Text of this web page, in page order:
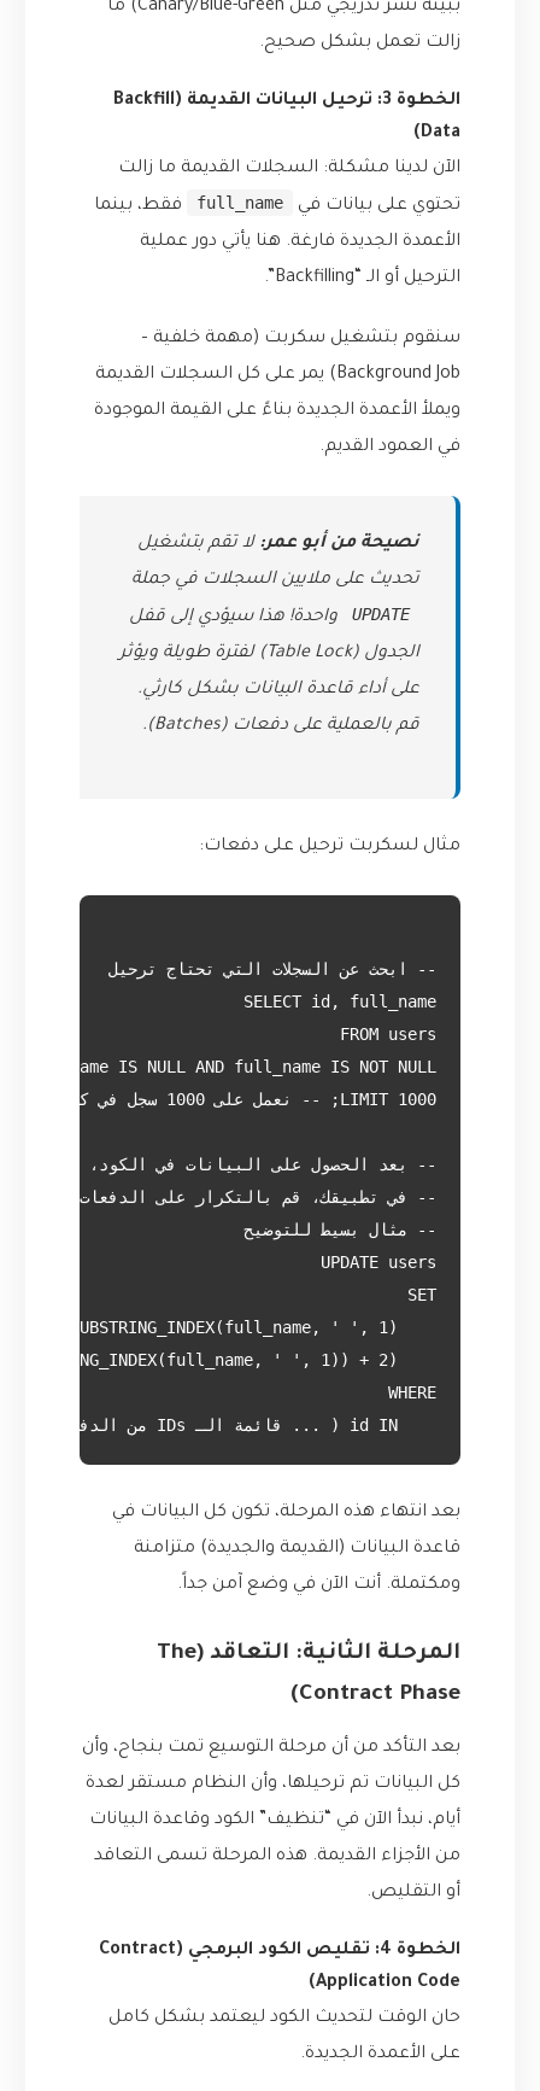
ببيئة نشر تدريجي مثل Canary/Blue-Green) ما
زالت تعمل بشكل صحيح.
الخطوة 3: ترحيل البيانات القديمة (Backfill
Data)
الآن لدينا مشكلة: السجلات القديمة ما زالت
تحتوي على بيانات في
full_name
فقط، بينما
الأعمدة الجديدة فارغة. هنا يأتي دور عملية
الترحيل أو الـ “Backfilling”.
سنقوم بتشغيل سكربت (مهمة خلفية –
Background Job) يمر على كل السجلات القديمة
ويملأ الأعمدة الجديدة بناءً على القيمة الموجودة
في العمود القديم.
نصيحة من أبو عمر: لا تقم بتشغيل
تحديث على ملايين السجلات في جملة
UPDATE
واحدة! هذا سيؤدي إلى قفل
الجدول (Table Lock) لفترة طويلة ويؤثر
على أداء قاعدة البيانات بشكل كارثي.
قم بالعملية على دفعات (Batches).
مثال لسكربت ترحيل على دفعات:
بعد انتهاء هذه المرحلة، تكون كل البيانات في
قاعدة البيانات (القديمة والجديدة) متزامنة
ومكتملة. أنت الآن في وضع آمن جداً.
المرحلة الثانية: التعاقد (The
Contract Phase)
بعد التأكد من أن مرحلة التوسيع تمت بنجاح، وأن
كل البيانات تم ترحيلها، وأن النظام مستقر لعدة
أيام، نبدأ الآن في “تنظيف” الكود وقاعدة البيانات
من الأجزاء القديمة. هذه المرحلة تسمى التعاقد
أو التقليص.
الخطوة 4: تقليص الكود البرمجي (Contract
Application Code)
حان الوقت لتحديث الكود ليعتمد بشكل كامل
على الأعمدة الجديدة.